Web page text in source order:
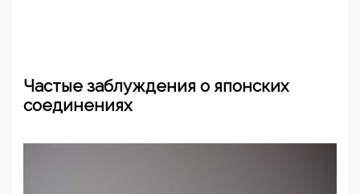
Частые заблуждения о японских
соединениях